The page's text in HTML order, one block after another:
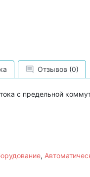
Отзывов (0)
с предельной
,